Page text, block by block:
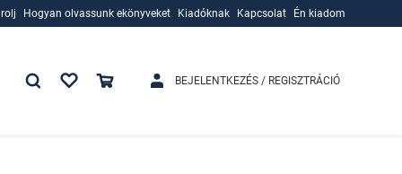
Hogyan olvassunk ekönyveket
Kiadóknak
Kapcsolat Én kiadom
BEJELENTKEZÉS / REGISZTRÁCIÓ